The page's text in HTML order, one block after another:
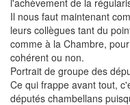
l'achèvement de la
Il nous faut maintenant
leurs collègues tant du
comme à la Chambre,
cohérent ou non.
Portrait de groupe des
Ce qui frappe avant tout,
députés chambellans